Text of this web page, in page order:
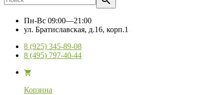
Пн-Вс 09:00—21:00
ул. Братиславская, д.16, корп.1
8 (925) 345-89-08
8 (495) 797-40-44
Корзина